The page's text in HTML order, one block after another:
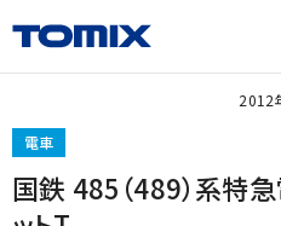
電車
国鉄 485（489）系特
2012